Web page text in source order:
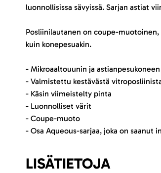
luonnollisissa sävyissä. Sarjan astiat
Posliinilautanen on coupe-
kuin konepesuakin.
- Mikroaaltouunin ja astianpesukoneen
- Valmistettu kestävästä
- Käsin viimeistelty pinta
- Luonnolliset värit
- Coupe-muoto
- Osa Aqueous-sarjaa, joka on saanut
LISÄTIETOJA